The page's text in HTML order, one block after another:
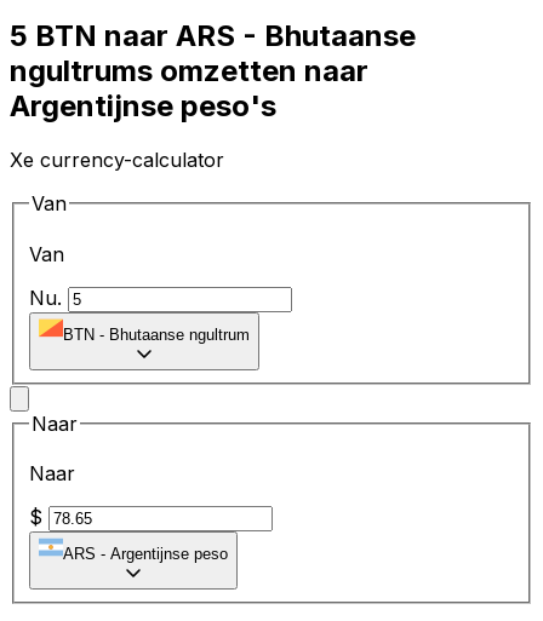
5 BTN naar ARS - Bhutaanse
ngultrums omzetten naar
Argentijnse peso's
Xe currency-calculator
Van
Van
Nu.
BTN - Bhutaanse ngultrum
Naar
Naar
$
ARS - Argentijnse peso